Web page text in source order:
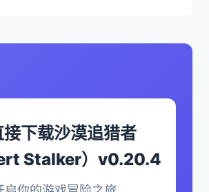
接下载沙漠追猎者
Stalker）v0.20.4